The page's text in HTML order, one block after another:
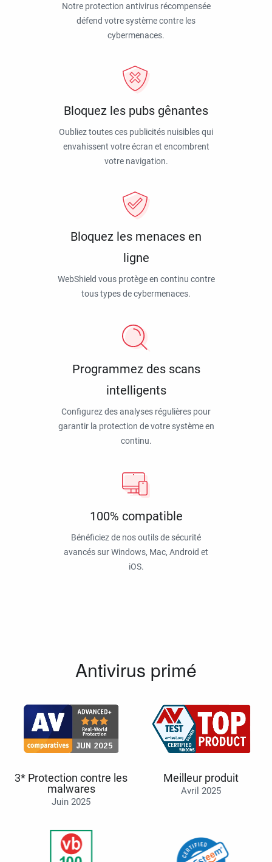
Notre protection antivirus récompensée
défend votre système contre les
cybermenaces.
Bloquez les pubs gênantes
Oubliez toutes ces publicités nuisibles qui
envahissent votre écran et encombrent
votre navigation.
Bloquez les menaces en
ligne
WebShield vous protège en continu contre
tous types de cybermenaces.
Programmez des scans
intelligents
Configurez des analyses régulières pour
garantir la protection de votre système en
continu.
100% compatible
Bénéficiez de nos outils de sécurité
avancés sur Windows, Mac, Android et
iOS.
Antivirus primé
3* Protection contre les
malwares
Juin 2025
Meilleur produit
Avril 2025